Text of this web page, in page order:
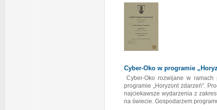
Cyber-Oko w programie
Cyber-Oko rozwijane w ramach
programie „Horyzont zdarzeń”.
najciekawsze wydarzenia z
na świecie. Gospodarzem